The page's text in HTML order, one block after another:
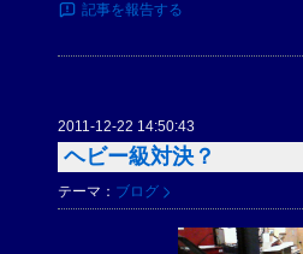
記事を報告する
2011-12-22 14:50:43
ヘビー級対決？
テーマ： ブログ